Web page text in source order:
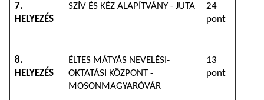
7.
HELYEZÉS
SZÍV ÉS KÉZ ALAPÍTVÁNY - JUTA
24
pont
8.
HELYEZÉS
ÉLTES MÁTYÁS NEVELÉSI-
OKTATÁSI KÖZPONT -
MOSONMAGYARÓVÁR
13
pont